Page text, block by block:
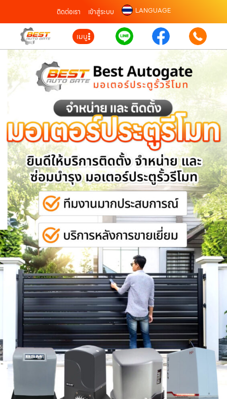
ติดต่อเรา เข้าสู่ระบบ LANGUAGE
เมนู